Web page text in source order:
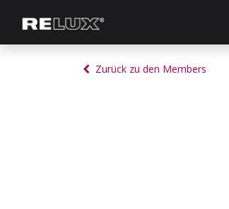
Zurück zu den Members